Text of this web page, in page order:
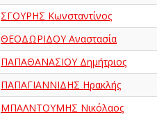
ΣΓΟΥΡΗΣ Κωνσταντίνος
ΘΕΟΔΩΡΙΔΟΥ Αναστασία
ΠΑΠΑΘΑΝΑΣΙΟΥ Δημήτριος
ΠΑΠΑΓΙΑΝΝΙΔΗΣ Ηρακλής
ΜΠΑΛΝΤΟΥΜΗΣ Νικόλαος